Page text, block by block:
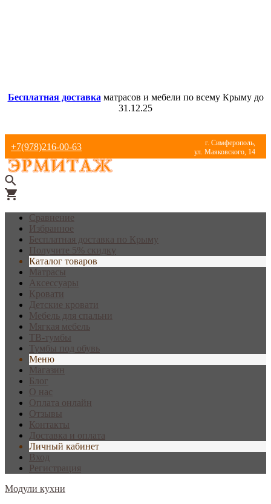
Бесплатная доставка матрасов и мебели по всему Крыму до
31.12.25
+7(978)216-00-63
г. Симферополь,
ул. Маяковского, 14
Сравнение
Избранное
Бесплатная доставка по Крыму
Получите 5% скидку
Каталог товаров
Матрасы
Аксессуары
Кровати
Детские кровати
Мебель для спальни
Мягкая мебель
ТВ-тумбы
Тумбы под обувь
Меню
Магазин
Блог
О нас
Оплата онлайн
Отзывы
Контакты
Доставка и оплата
Личный кабинет
Вход
Регистрация
Модули кухни